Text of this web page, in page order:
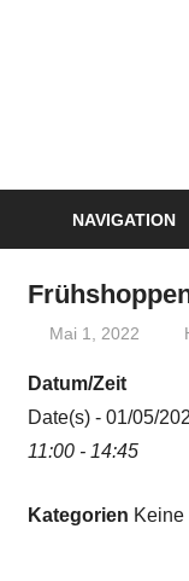
NAVIGATION
Mai 1, 2022
Datum/Zeit
Date(s) - 01/05/
11:00 - 14:45
Kategorien Keine